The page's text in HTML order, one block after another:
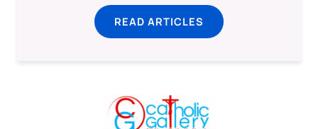
READ ARTICLES